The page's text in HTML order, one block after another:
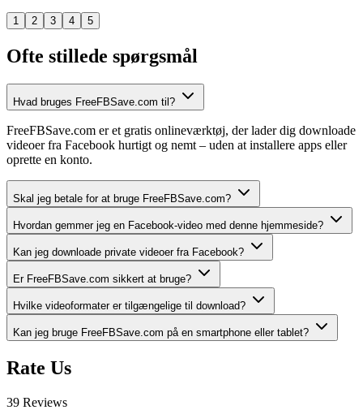
1 2 3 4 5
Ofte stillede spørgsmål
Hvad bruges FreeFBSave.com til?
FreeFBSave.com er et gratis onlineværktøj, der lader dig downloade
videoer fra Facebook hurtigt og nemt – uden at installere apps eller
oprette en konto.
Skal jeg betale for at bruge FreeFBSave.com?
Hvordan gemmer jeg en Facebook-video med denne hjemmeside?
Kan jeg downloade private videoer fra Facebook?
Er FreeFBSave.com sikkert at bruge?
Hvilke videoformater er tilgængelige til download?
Kan jeg bruge FreeFBSave.com på en smartphone eller tablet?
Rate Us
39 Reviews